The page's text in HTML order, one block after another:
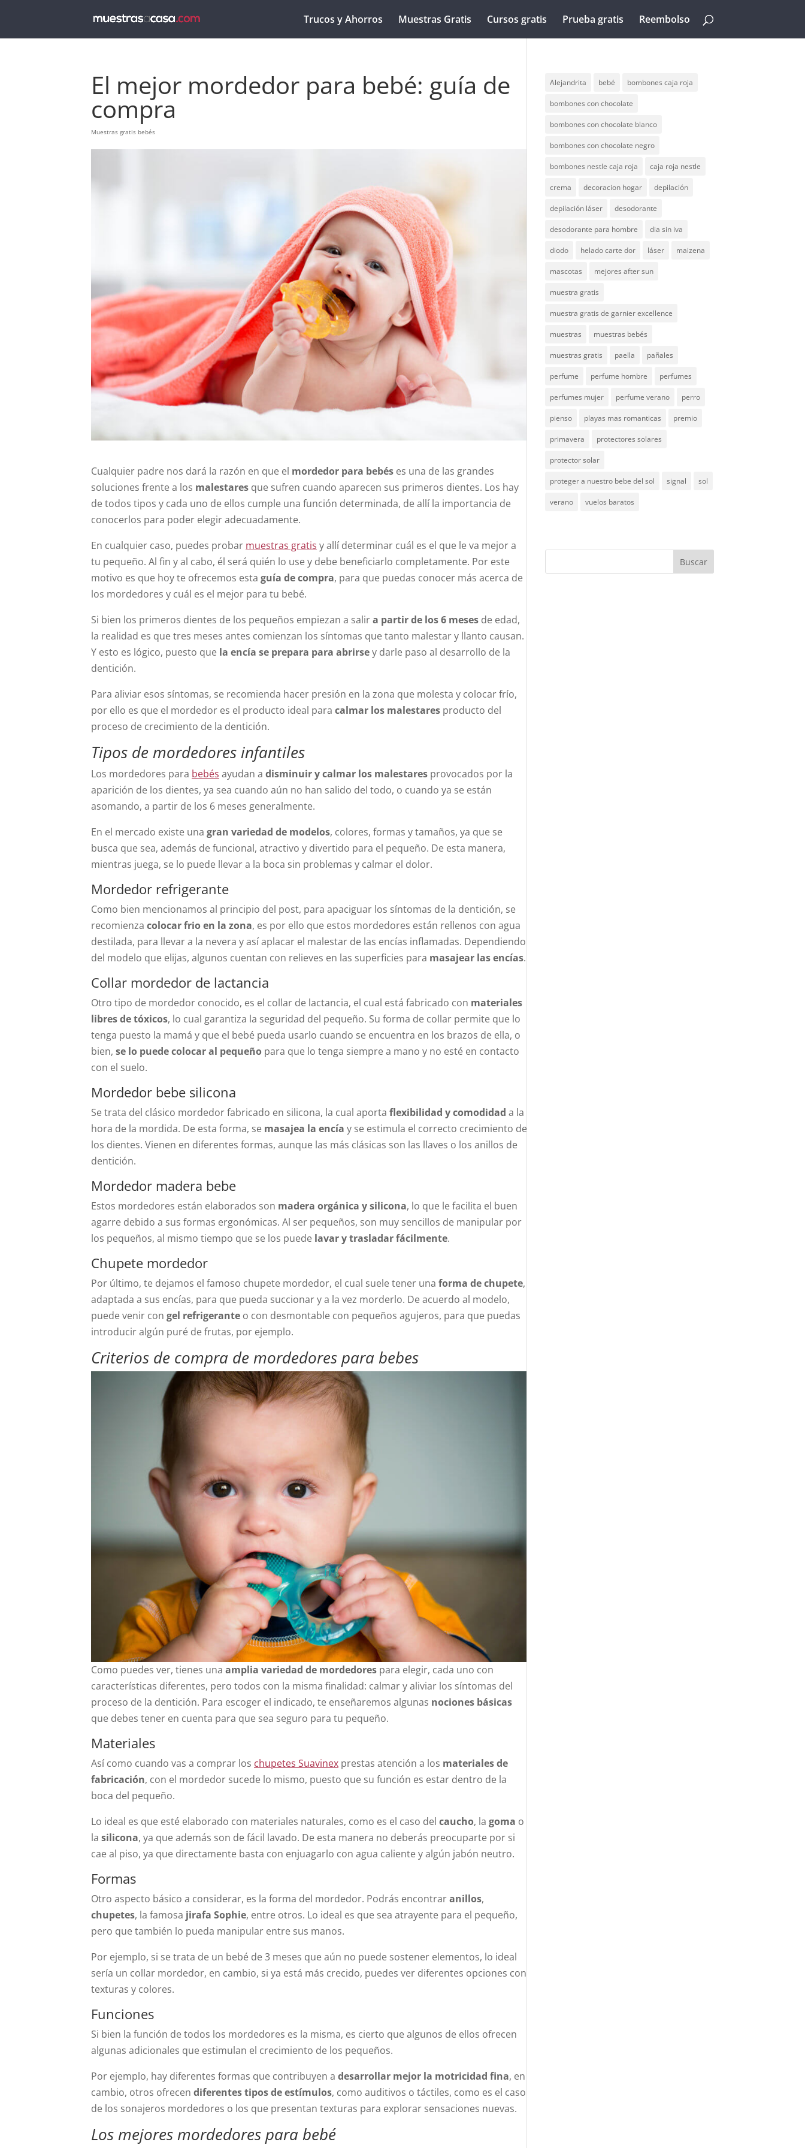
Trucos y Ahorros Muestras Gratis Cursos gratis Prueba gratis Reembolso
El mejor mordedor para bebé: guía de
compra
Muestras gratis bebés
Cualquier padre nos dará la razón en que el mordedor para bebés es una de las grandes
soluciones frente a los malestares que sufren cuando aparecen sus primeros dientes. Los hay
de todos tipos y cada uno de ellos cumple una función determinada, de allí la importancia de
conocerlos para poder elegir adecuadamente.
En cualquier caso, puedes probar muestras gratis y allí determinar cuál es el que le va mejor a
tu pequeño. Al fin y al cabo, él será quién lo use y debe beneficiarlo completamente. Por este
motivo es que hoy te ofrecemos esta guía de compra, para que puedas conocer más acerca de
los mordedores y cuál es el mejor para tu bebé.
Si bien los primeros dientes de los pequeños empiezan a salira partir de los 6 meses de edad,
la realidad es que tres meses antes comienzan los síntomas que tanto malestar y llanto causan.
Y esto es lógico, puesto que la encía se prepara para abrirsey darle paso al desarrollo de la
dentición.
Para aliviar esos síntomas, se recomienda hacer presión en la zona que molesta y colocar frío,
por ello es que el mordedor es el producto ideal para calmar los malestares producto del
proceso de crecimiento de la dentición.
Tipos de mordedores infantiles
Los mordedores para bebés ayudan a disminuir y calmar los malestares provocados por la
aparición de los dientes, ya sea cuando aún no han salido del todo, o cuando ya se están
asomando, a partir de los 6 meses generalmente.
En el mercado existe una gran variedad de modelos, colores, formas y tamaños, ya que se
busca que sea, además de funcional, atractivo y divertido para el pequeño. De esta manera,
mientras juega, se lo puede llevar a la boca sin problemas y calmar el dolor.
Mordedor refrigerante
Como bien mencionamos al principio del post, para apaciguar los síntomas de la dentición, se
recomienza colocar frio en la zona, es por ello que estos mordedores están rellenos con agua
destilada, para llevar a la nevera y así aplacar el malestar de las encías inflamadas. Dependiendo
del modelo que elijas, algunos cuentan con relieves en las superficies para masajear las encías.
Collar mordedor de lactancia
Otro tipo de mordedor conocido, es el collar de lactancia, el cual está fabricado con materiales
libres de tóxicos, lo cual garantiza la seguridad del pequeño. Su forma de collar permite que lo
tenga puesto la mamá y que el bebé pueda usarlo cuando se encuentra en los brazos de ella, o
bien, se lo puede colocar al pequeño para que lo tenga siempre a mano y no esté en contacto
con el suelo.
Mordedor bebe silicona
Se trata del clásico mordedor fabricado en silicona, la cual aporta flexibilidad y comodidad a la
hora de la mordida. De esta forma, se masajea la encía y se estimula el correcto crecimiento de
los dientes. Vienen en diferentes formas, aunque las más clásicas son las llaves o los anillos de
dentición.
Mordedor madera bebe
Estos mordedores están elaborados son madera orgánica y silicona, lo que le facilita el buen
agarre debido a sus formas ergonómicas. Al ser pequeños, son muy sencillos de manipular por
los pequeños, al mismo tiempo que se los puede lavar y trasladar fácilmente.
Chupete mordedor
Por último, te dejamos el famoso chupete mordedor, el cual suele tener una forma de chupete,
adaptada a sus encías, para que pueda succionar y a la vez morderlo. De acuerdo al modelo,
puede venir con gel refrigerante o con desmontable con pequeños agujeros, para que puedas
introducir algún puré de frutas, por ejemplo.
Criterios de compra de mordedores para bebes
Como puedes ver, tienes una amplia variedad de mordedores para elegir, cada uno con
características diferentes, pero todos con la misma finalidad: calmar y aliviar los síntomas del
proceso de la dentición. Para escoger el indicado, te enseñaremos algunas nociones básicas
que debes tener en cuenta para que sea seguro para tu pequeño.
Materiales
Así como cuando vas a comprar los chupetes Suavinex prestas atención a los materiales de
fabricación, con el mordedor sucede lo mismo, puesto que su función es estar dentro de la
boca del pequeño.
Lo ideal es que esté elaborado con materiales naturales, como es el caso del caucho, la goma o
la silicona, ya que además son de fácil lavado. De esta manera no deberás preocuparte por si
cae al piso, ya que directamente basta con enjuagarlo con agua caliente y algún jabón neutro.
Formas
Otro aspecto básico a considerar, es la forma del mordedor. Podrás encontraranillos,
chupetes, la famosa jirafa Sophie, entre otros. Lo ideal es que sea atrayente para el pequeño,
pero que también lo pueda manipular entre sus manos.
Por ejemplo, si se trata de un bebé de 3 meses que aún no puede sostener elementos, lo ideal
sería un collar mordedor, en cambio, si ya está más crecido, puedes ver diferentes opciones con
texturas y colores.
Funciones
Si bien la función de todos los mordedores es la misma, es cierto que algunos de ellos ofrecen
algunas adicionales que estimulan el crecimiento de los pequeños.
Por ejemplo, hay diferentes formas que contribuyen a desarrollar mejor la motricidad fina, en
cambio, otros ofrecen diferentes tipos de estímulos, como auditivos o táctiles, como es el caso
de los sonajeros mordedores o los que presentan texturas para explorar sensaciones nuevas.
Los mejores mordedores para bebé
Alejandrita bebé bombones caja roja
bombones con chocolate
bombones con chocolate blanco
bombones con chocolate negro
bombones nestle caja roja caja roja nestle
crema decoracion hogar depilación
depilación láser desodorante
desodorante para hombre dia sin iva
diodo helado carte dor láser maizena
mascotas mejores after sun
muestra gratis
muestra gratis de garnier excellence
muestras muestras bebés
muestras gratis paella pañales
perfume perfume hombre perfumes
perfumes mujer perfume verano perro
pienso playas mas romanticas premio
primavera protectores solares
protector solar
proteger a nuestro bebe del sol signal sol
verano vuelos baratos